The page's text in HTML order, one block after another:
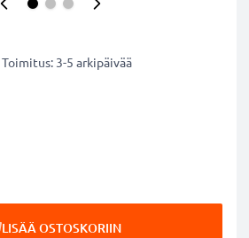
Toimitus: 3-5 arkipäivää
LISÄÄ OSTOSKORIIN